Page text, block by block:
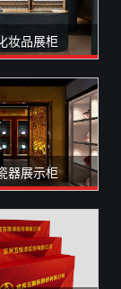
妆品展柜
器展示柜